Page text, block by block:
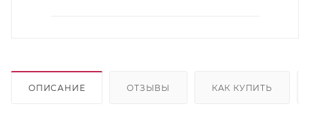
ОПИСАНИЕ ОТЗЫВЫ КАК КУПИТЬ